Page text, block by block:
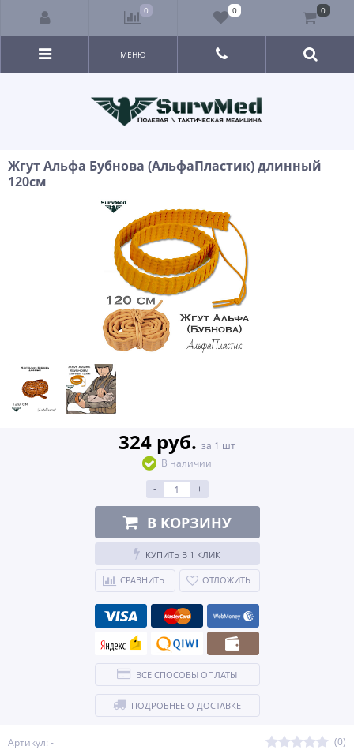
МЕНЮ
Жгут Альфа Бубнова (АльфаПластик) длинный
120см
Артикул: -
(0)
324 руб. за 1 шт
В наличии
-
+
В КОРЗИНУ
КУПИТЬ В 1 КЛИК
СРАВНИТЬ ОТЛОЖИТЬ
ВСЕ СПОСОБЫ ОПЛАТЫ
ПОДРОБНЕЕ О ДОСТАВКЕ
0 0 0